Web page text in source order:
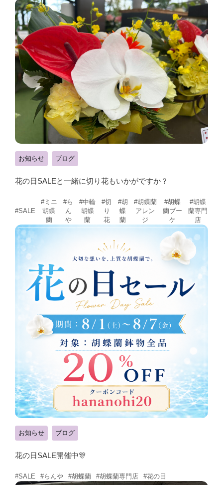
お知らせ ブログ
花の日SALEと一緒に切り花もいかがですか？
#SALE
#ミニ
胡蝶
蘭
#ら
ん
や
#中輪
胡蝶
蘭
#切
り
花
#胡
蝶
蘭
#胡蝶蘭
アレン
ジ
#胡蝶
蘭ブー
ケ
#胡蝶
蘭専門
店
お知らせ ブログ
花の日SALE開催中🎊
#SALE #らんや #胡蝶蘭 #胡蝶蘭専門店 #花の日